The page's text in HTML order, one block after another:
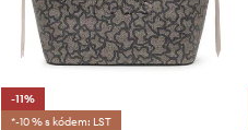
-11%
*-10 % s kódem: LST